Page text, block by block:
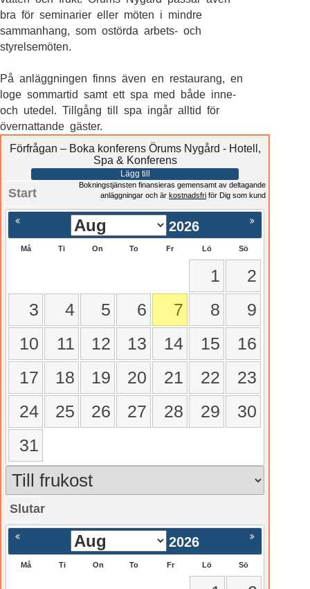
bra för seminarier eller möten i mindre
sammanhang, som ostörda arbets- och
styrelsemöten.
På anläggningen finns även en restaurang, en
loge sommartid samt ett spa med både inne-
och utedel. Tillgång till spa ingår alltid för
övernattande gäster.
Förfrågan – Boka konferens Örums Nygård - Hotell,
Spa & Konferens
Lägg till
Start
Bokningstjänsten finansieras gemensamt av deltagande
anläggningar och är kostnadsfri för Dig som kund
2026
Må Ti On To Fr Lö Sö
1
2
3
4 5 6 7 8
9
10
11 12 13 14 15
16
17
18 19 20 21 22
23
24
25 26 27 28 29
30
31
Slutar
Nästa >
2026
Må Ti On To Fr Lö Sö